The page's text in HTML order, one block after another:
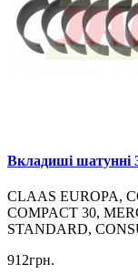
Вкладиші шатунні
CLAAS EUROPA,
COMPACT 30,
STANDARD,
912грн.